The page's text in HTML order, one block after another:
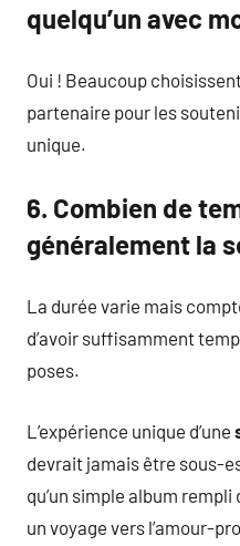
quelqu’un avec
Oui ! Beaucoup
partenaire pour les
unique.
6. Combien de
généralement la
La durée varie mais
d’avoir suffisamment
poses.
L’expérience unique d’une
devrait jamais être sous-
qu’un simple album
un voyage vers l’amour-